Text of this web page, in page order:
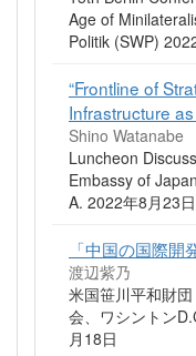
Age of
Politik (SWP)
“Frontline of
Infrastructure
Shino Watanabe
Luncheon
Embassy of
A. 2022年8月23日
「中国の国際開
渡辺紫乃
米国笹川平和財
会、ワシントン
月18日